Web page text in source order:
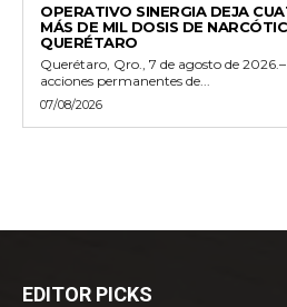
OPERATIVO SINERGIA DEJA
MÁS DE MIL DOSIS DE
QUERÉTARO
Querétaro, Qro., 7 de agosto de
acciones permanentes de...
07/08/2026
EDITOR PICKS